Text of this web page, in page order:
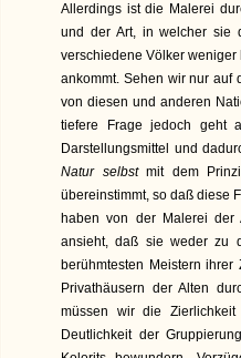
Allerdings ist die Malerei
und der Art, in welcher sie
verschiedene Völker
ankommt. Sehen wir nur auf
von diesen und anderen
tiefere Frage jedoch geht
Darstellungsmittel und
Natur selbstmit dem
übereinstimmt, so daß diese
haben von der Malerei der
ansieht, daß sie weder zu
berühmtesten Meistern
Privathäusern der Alten
müssen wir die
Deutlichkeit der